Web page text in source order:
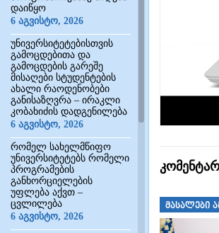
დაიწყო
6 აგვისტო, 2026
უნივერსიტეტებისთვის
გამოცდებითა და
გამოცდების გარეშე
მისაღები სტუდენტების
ახალი რაოდენობები
განისაზღვრა – ირაკლი
კობახიძის დადგენილება
6 აგვისტო, 2026
რომელ სახელმწიფო
უნივერსიტეტებს რომელი
პროგრამების
განხორციელების
უფლება აქვთ –
ცვლილება
6 აგვისტო, 2026
მასალები